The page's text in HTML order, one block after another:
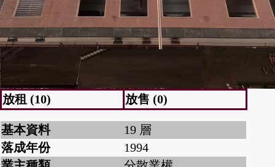
放租 (10) 放售 (0)
基本資料
19 層
落成年份
1994